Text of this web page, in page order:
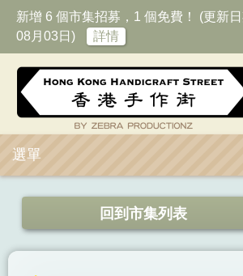
新增 6 個市集招募，1 個免費！ (更新
08月03日)
詳情
選單
回到市集列表